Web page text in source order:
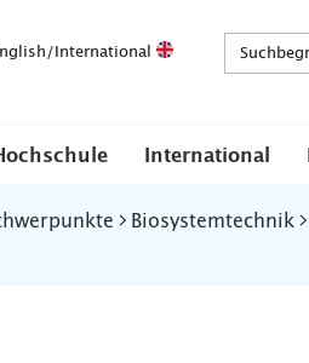
International
International
Biosystemtechnik